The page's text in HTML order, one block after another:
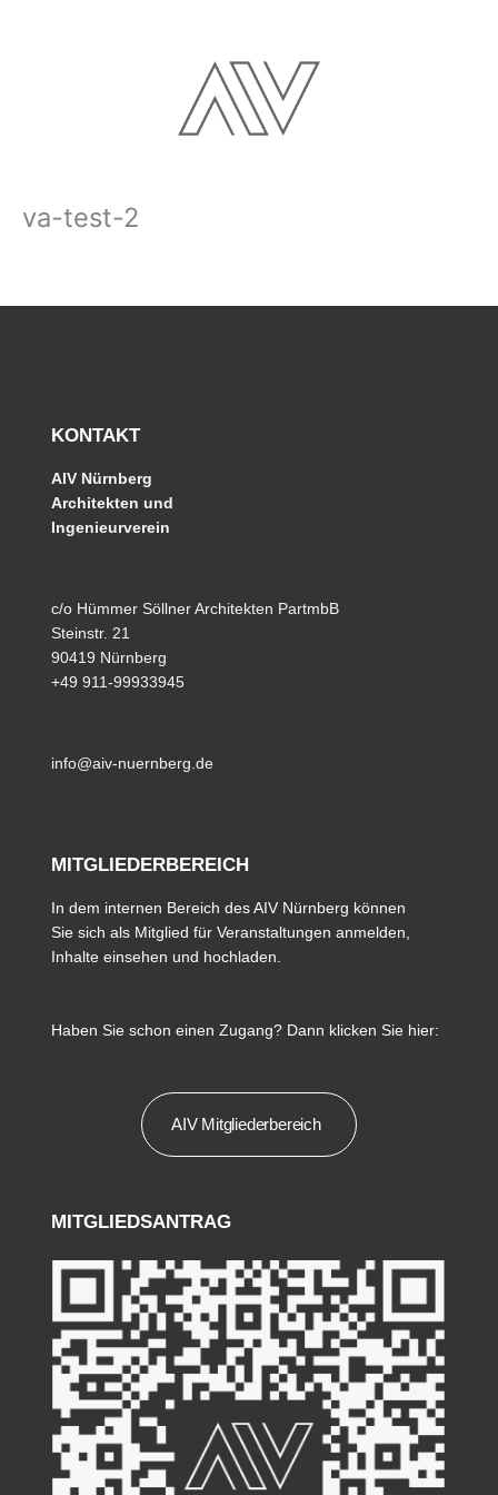
va-test-2
KONTAKT
AIV Nürnberg
Architekten und
Ingenieurverein
c/o Hümmer Söllner Architekten PartmbB
Steinstr. 21
90419 Nürnberg
+49 911-99933945
info@aiv-nuernberg.de
MITGLIEDERBEREICH
In dem internen Bereich des AIV Nürnberg können
Sie sich als Mitglied für Veranstaltungen anmelden,
Inhalte einsehen und hochladen.
Haben Sie schon einen Zugang? Dann klicken Sie hier:
AIV Mitgliederbereich
MITGLIEDSANTRAG